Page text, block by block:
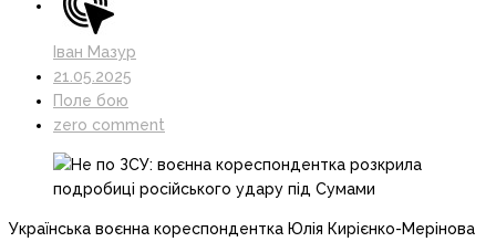
Іван Мазур
21.05.2025
Поле бою
zero comment
Українська воєнна кореспондентка Юлія Кирієнко-Мерінова